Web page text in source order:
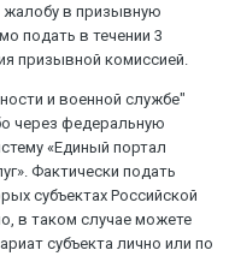
жалобу в призывную
подать в течении 3
призывной комиссией.
и военной службе"
через федеральную
«Единый портал
Фактически подать
субъектах Российской
в таком случае можете
субъекта лично или по